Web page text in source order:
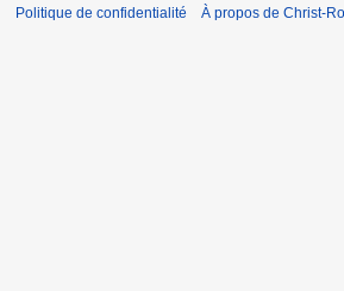
Politique de confidentialité À propos de Christ-